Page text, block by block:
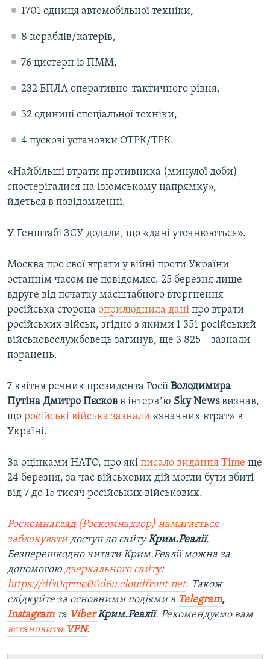
1701 одниця автомобільної техніки,
8 кораблів/катерів,
76 цистерн із ПММ,
232 БПЛА оперативно-тактичного рівня,
32 одиниці спеціальної техніки,
4 пускові установки ОТРК/ТРК.
«Найбільші втрати противника (минулої доби)
спостерігалися на Ізюмському напрямку», –
йдеться в повідомленні.
У Генштабі ЗСУ додали, що «дані уточнюються».
Москва про свої втрати у війні проти України
останнім часом не повідомляє. 25 березня лише
вдруге від початку масштабного вторгнення
російська сторона оприлюднила дані про втрати
російських військ, згідно з якими 1 351 російський
військовослужбовець загинув, ще 3 825 – зазнали
поранень​.
7 квітня речник президента Росії Володимира
Путіна Дмитро Пєсков в інтервʼю Sky Newsвизнав,
що російські війська зазнали «значних втрат» в
Україні.
За оцінками НАТО, про які писало видання Time ще
24 березня, за час військових дій могли бути вбиті
від 7 до 15 тисяч російських військових.
Роскомнагляд (Роскомнадзор) намагається
заблокуватидоступ до сайтуКрим.Реалії.
Безперешкодно читати Крим.Реалії можна за
допомогою дзеркального сайту:
https://dfs0qrmo00d6u.cloudfront.net. Також
слідкуйте за основними подіями в Telegram,
Instagramта ViberКрим.Реалії. Рекомендуємо вам
встановити VPN.